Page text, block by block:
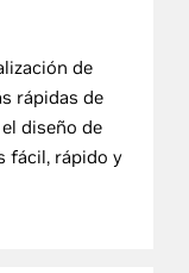
de
rápidas de
diseño de
fácil, rápido y